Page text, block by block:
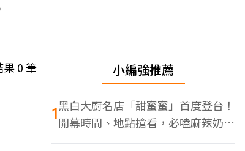
果0筆 小編強推薦
1黑白大廚名店「甜蜜蜜」首度登台！
開幕時間、地點搶看，必嗑麻辣奶油
蝦